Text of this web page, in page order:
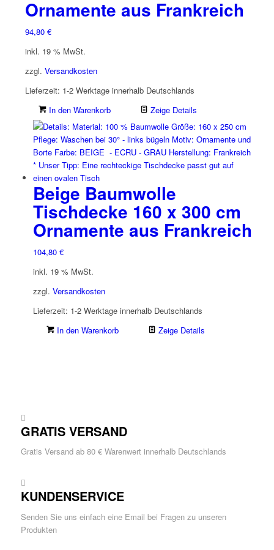
Ornamente aus Frankreich
94,80 €
inkl. 19 % MwSt.
zzgl. Versandkosten
Lieferzeit: 1-2 Werktage innerhalb Deutschlands
In den Warenkorb
Zeige Details
Beige Baumwolle
Tischdecke 160 x 300 cm
Ornamente aus Frankreich
104,80 €
inkl. 19 % MwSt.
zzgl. Versandkosten
Lieferzeit: 1-2 Werktage innerhalb Deutschlands
In den Warenkorb
Zeige Details
GRATIS VERSAND
Gratis Versand ab 80 € Warenwert innerhalb Deutschlands
KUNDENSERVICE
Senden Sie uns einfach eine Email bei Fragen zu unseren
Produkten